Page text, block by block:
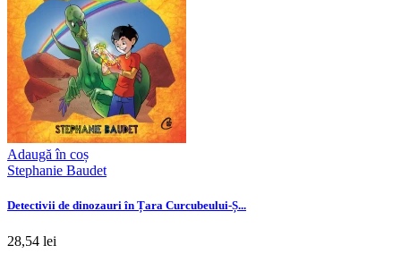
Adaugă în coș
Stephanie Baudet
Detectivii de dinozauri în Țara Curcubeului-Ș...
28,54 lei